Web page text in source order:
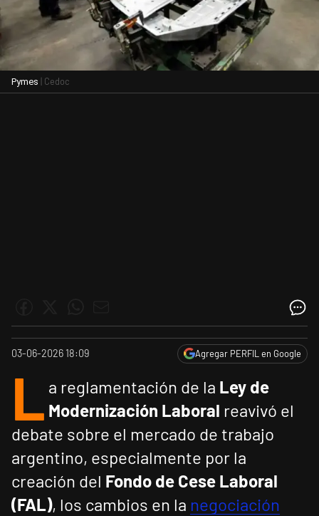
Pymes | Cedoc
03-06-2026 18:09 Agregar PERFIL en Google
L a reglamentación de la Ley de
Modernización Laboral reavivó el
debate sobre el mercado de trabajo
argentino, especialmente por la
creación del Fondo de Cese Laboral
(FAL), los cambios en la negociación